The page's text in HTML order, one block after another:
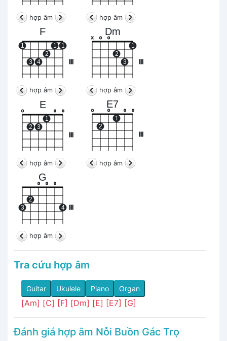
hợp âm hợp âm
F
III
1
3 4
2
1 1
hợp âm
Dm
x o o
2
3
1
hợp âm
E
III
o
2 3
1
o o
hợp âm
E7
o
2
o
1
o o
hợp âm
G
III
3
2
o o o
4
hợp âm
Tra cứu hợp âm
Guitar Ukulele Piano Organ
[Am] [C] [F] [Dm] [E] [E7] [G]
Đánh giá hợp âm Nỗi Buồn Gác Trọ